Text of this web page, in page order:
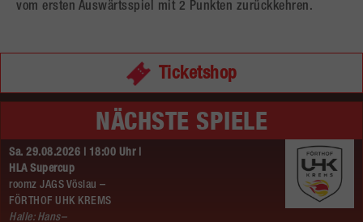
vom ersten Auswärtsspiel mit 2 Punkten zurückkehren.
Ticketshop
NÄCHSTE SPIELE
Sa. 29.08.2026 | 18:00 Uhr |
HLA Supercup
roomz JAGS Vöslau –
FÖRTHOF UHK KREMS
Halle: Hans–